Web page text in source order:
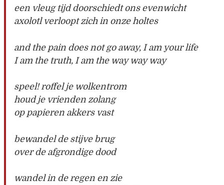
een vleug tijd doorschiedt ons evenwicht
axolotl verloopt zich in onze holtes
and the pain does not go away, I am your life
I am the truth, I am the way way way
speel! roffel je wolkentrom
houd je vrienden zolang
op papieren akkers vast
bewandel de stijve brug
over de afgrondige dood
wandel in de regen en zie